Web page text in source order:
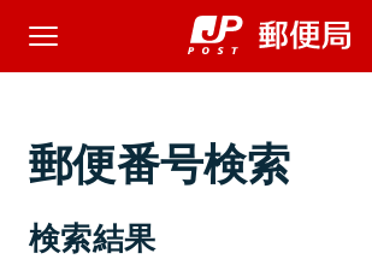
郵便番号検索
検索結果